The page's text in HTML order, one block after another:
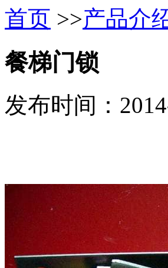
首页 >>产品介
餐梯门锁
发布时间：